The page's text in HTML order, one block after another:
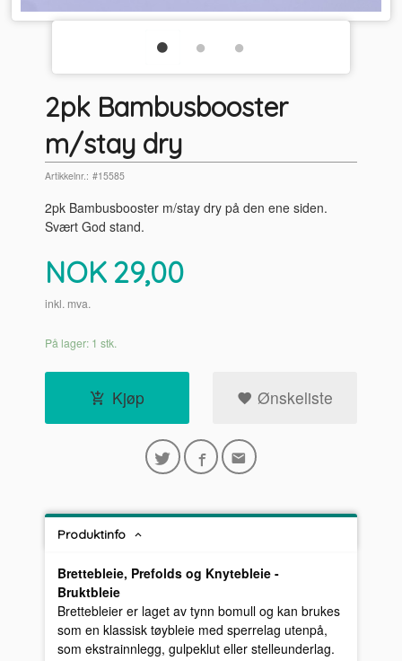
2pk Bambusbooster
m/stay dry
Artikkelnr.: #15585
2pk Bambusbooster m/stay dry på den ene siden.
Svært God stand.
Pris
NOK 29,00
inkl. mva.
På lager: 1 stk.
Kjøp Ønskeliste
Produktinfo
Brettebleie, Prefolds og Knytebleie -
Bruktbleie
Brettebleier er laget av tynn bomull og kan brukes
som en klassisk tøybleie med sperrelag utenpå,
som ekstrainnlegg, gulpeklut eller stelleunderlag.